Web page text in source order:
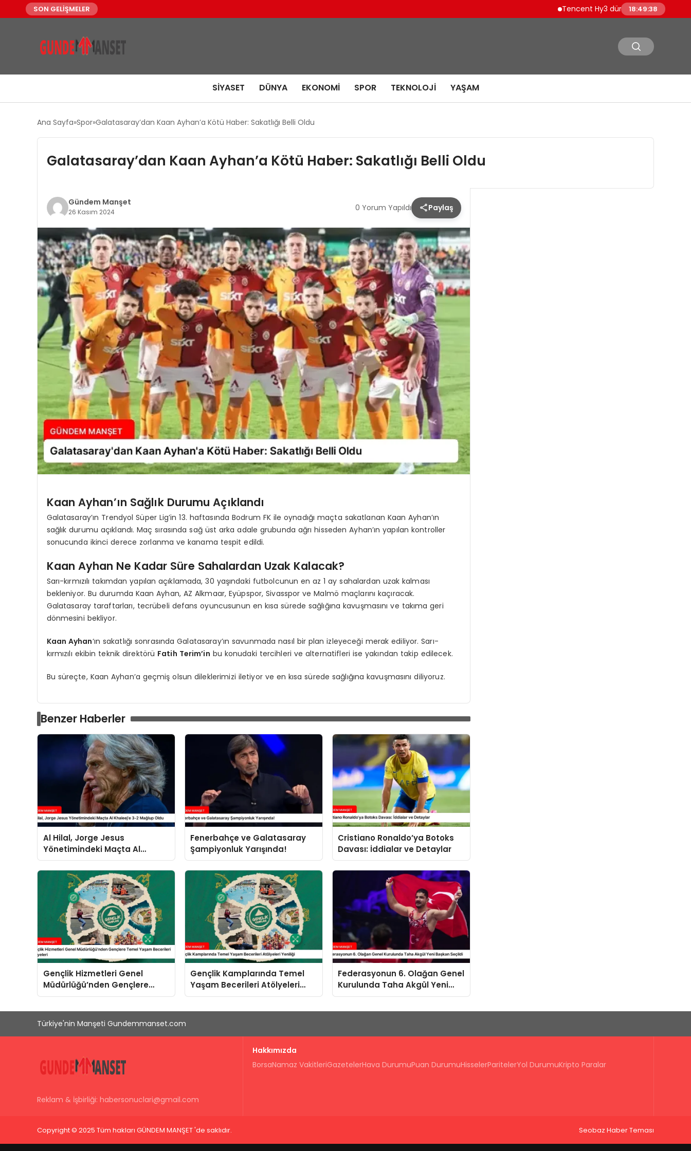
SON GELİŞMELER Tencent Hy3 dünya genelinde kullanıma
18:49:39
SIYASET DÜNYA EKONOMI SPOR TEKNOLOJI YAŞAM
Ana Sayfa Spor Galatasaray’dan Kaan Ayhan’a Kötü Haber: Sakatlığı Belli Oldu
Galatasaray’dan Kaan Ayhan’a Kötü Haber: Sakatlığı Belli Oldu
Gündem Manşet
26 Kasım 2024 0 Yorum Yapıldı Paylaş
Kaan Ayhan’ın Sağlık Durumu Açıklandı
Galatasaray’ın Trendyol Süper Lig’in 13. haftasında Bodrum FK ile oynadığı maçta sakatlanan Kaan Ayhan’ın
sağlık durumu açıklandı. Maç sırasında sağ üst arka adale grubunda ağrı hisseden Ayhan’ın yapılan kontroller
sonucunda ikinci derece zorlanma ve kanama tespit edildi.
Kaan Ayhan Ne Kadar Süre Sahalardan Uzak Kalacak?
Sarı-kırmızılı takımdan yapılan açıklamada, 30 yaşındaki futbolcunun en az 1 ay sahalardan uzak kalması
bekleniyor. Bu durumda Kaan Ayhan, AZ Alkmaar, Eyüpspor, Sivasspor ve Malmö maçlarını kaçıracak.
Galatasaray taraftarları, tecrübeli defans oyuncusunun en kısa sürede sağlığına kavuşmasını ve takıma geri
dönmesini bekliyor.
Kaan Ayhan‘ın sakatlığı sonrasında Galatasaray’ın savunmada nasıl bir plan izleyeceği merak ediliyor. Sarı-
kırmızılı ekibin teknik direktörü Fatih Terim’in bu konudaki tercihleri ve alternatifleri ise yakından takip edilecek.
Bu süreçte, Kaan Ayhan’a geçmiş olsun dileklerimizi iletiyor ve en kısa sürede sağlığına kavuşmasını diliyoruz.
Benzer Haberler
Al Hilal, Jorge Jesus
Yönetimindeki Maçta Al
Khaleej’e 3-2 Mağlup Oldu
Fenerbahçe ve Galatasaray
Şampiyonluk Yarışında!
Cristiano Ronaldo’ya Botoks
Davası: İddialar ve Detaylar
Gençlik Hizmetleri Genel
Müdürlüğü’nden Gençlere
Temel Yaşam Becerileri
Gençlik Kamplarında Temel
Yaşam Becerileri Atölyeleri
Yeniliği
Federasyonun 6. Olağan Genel
Kurulunda Taha Akgül Yeni
Başkan Seçildi
Türkiye'nin Manşeti Gundemmanset.com
Reklam & İşbirliği: habersonuclari@gmail.com
Hakkımızda
BorsaNamaz VakitleriGazetelerHava DurumuPuan DurumuHisselerParitelerYol DurumuKripto Paralar
Copyright © 2025 Tüm hakları GÜNDEM MANŞET 'de saklıdır. Seobaz Haber Teması